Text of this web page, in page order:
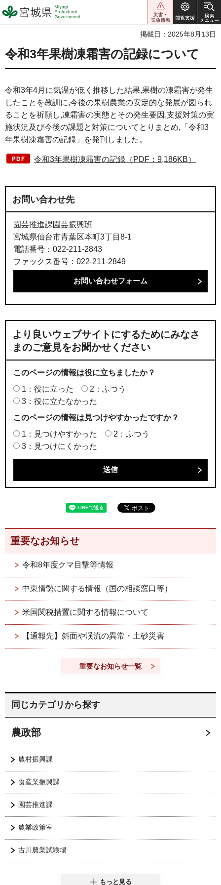
宮城県 Miyagi Prefectural
Government
掲載日：2025年8月13日
令和3年果樹凍霜害の記録について
令和3年4月に気温が低く推移した結果,果樹の凍霜害が発生
したことを教訓に,今後の果樹農業の安定的な発展が図られ
ることを祈願し,凍霜害の実態とその発生要因,支援対策の実
施状況及び今後の課題と対策についてとりまとめ,「令和3
年果樹凍霜害の記録」を発刊しました。
令和3年果樹凍霜害の記録（PDF：9,186KB）
お問い合わせ先
園芸推進課園芸振興班
宮城県仙台市青葉区本町3丁目8-1
電話番号：022-211-2843
ファックス番号：022-211-2849
より良いウェブサイトにするためにみなさ
まのご意見をお聞かせください
このページの情報は役に立ちましたか？
1：役に立った
2：ふつう
3：役に立たなかった
このページの情報は見つけやすかったですか？
1：見つけやすかった
2：ふつう
3：見つけにくかった
重要なお知らせ
令和8年度クマ目撃等情報
中東情勢に関する情報（国の相談窓口等）
米国関税措置に関する情報について
【通報先】斜面や渓流の異常・土砂災害
重要なお知らせ一覧
同じカテゴリから探す
農政部
農村振興課
食産業振興課
園芸推進課
農業政策室
古川農業試験場
もっと見る